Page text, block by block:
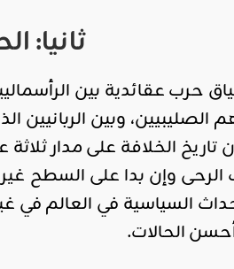
ثانيا:
حرب عقائدية بين
وبين الربانيين
الخلافة على مدار
وإن بدا على السطح
السياسية في العالم
الحالات.